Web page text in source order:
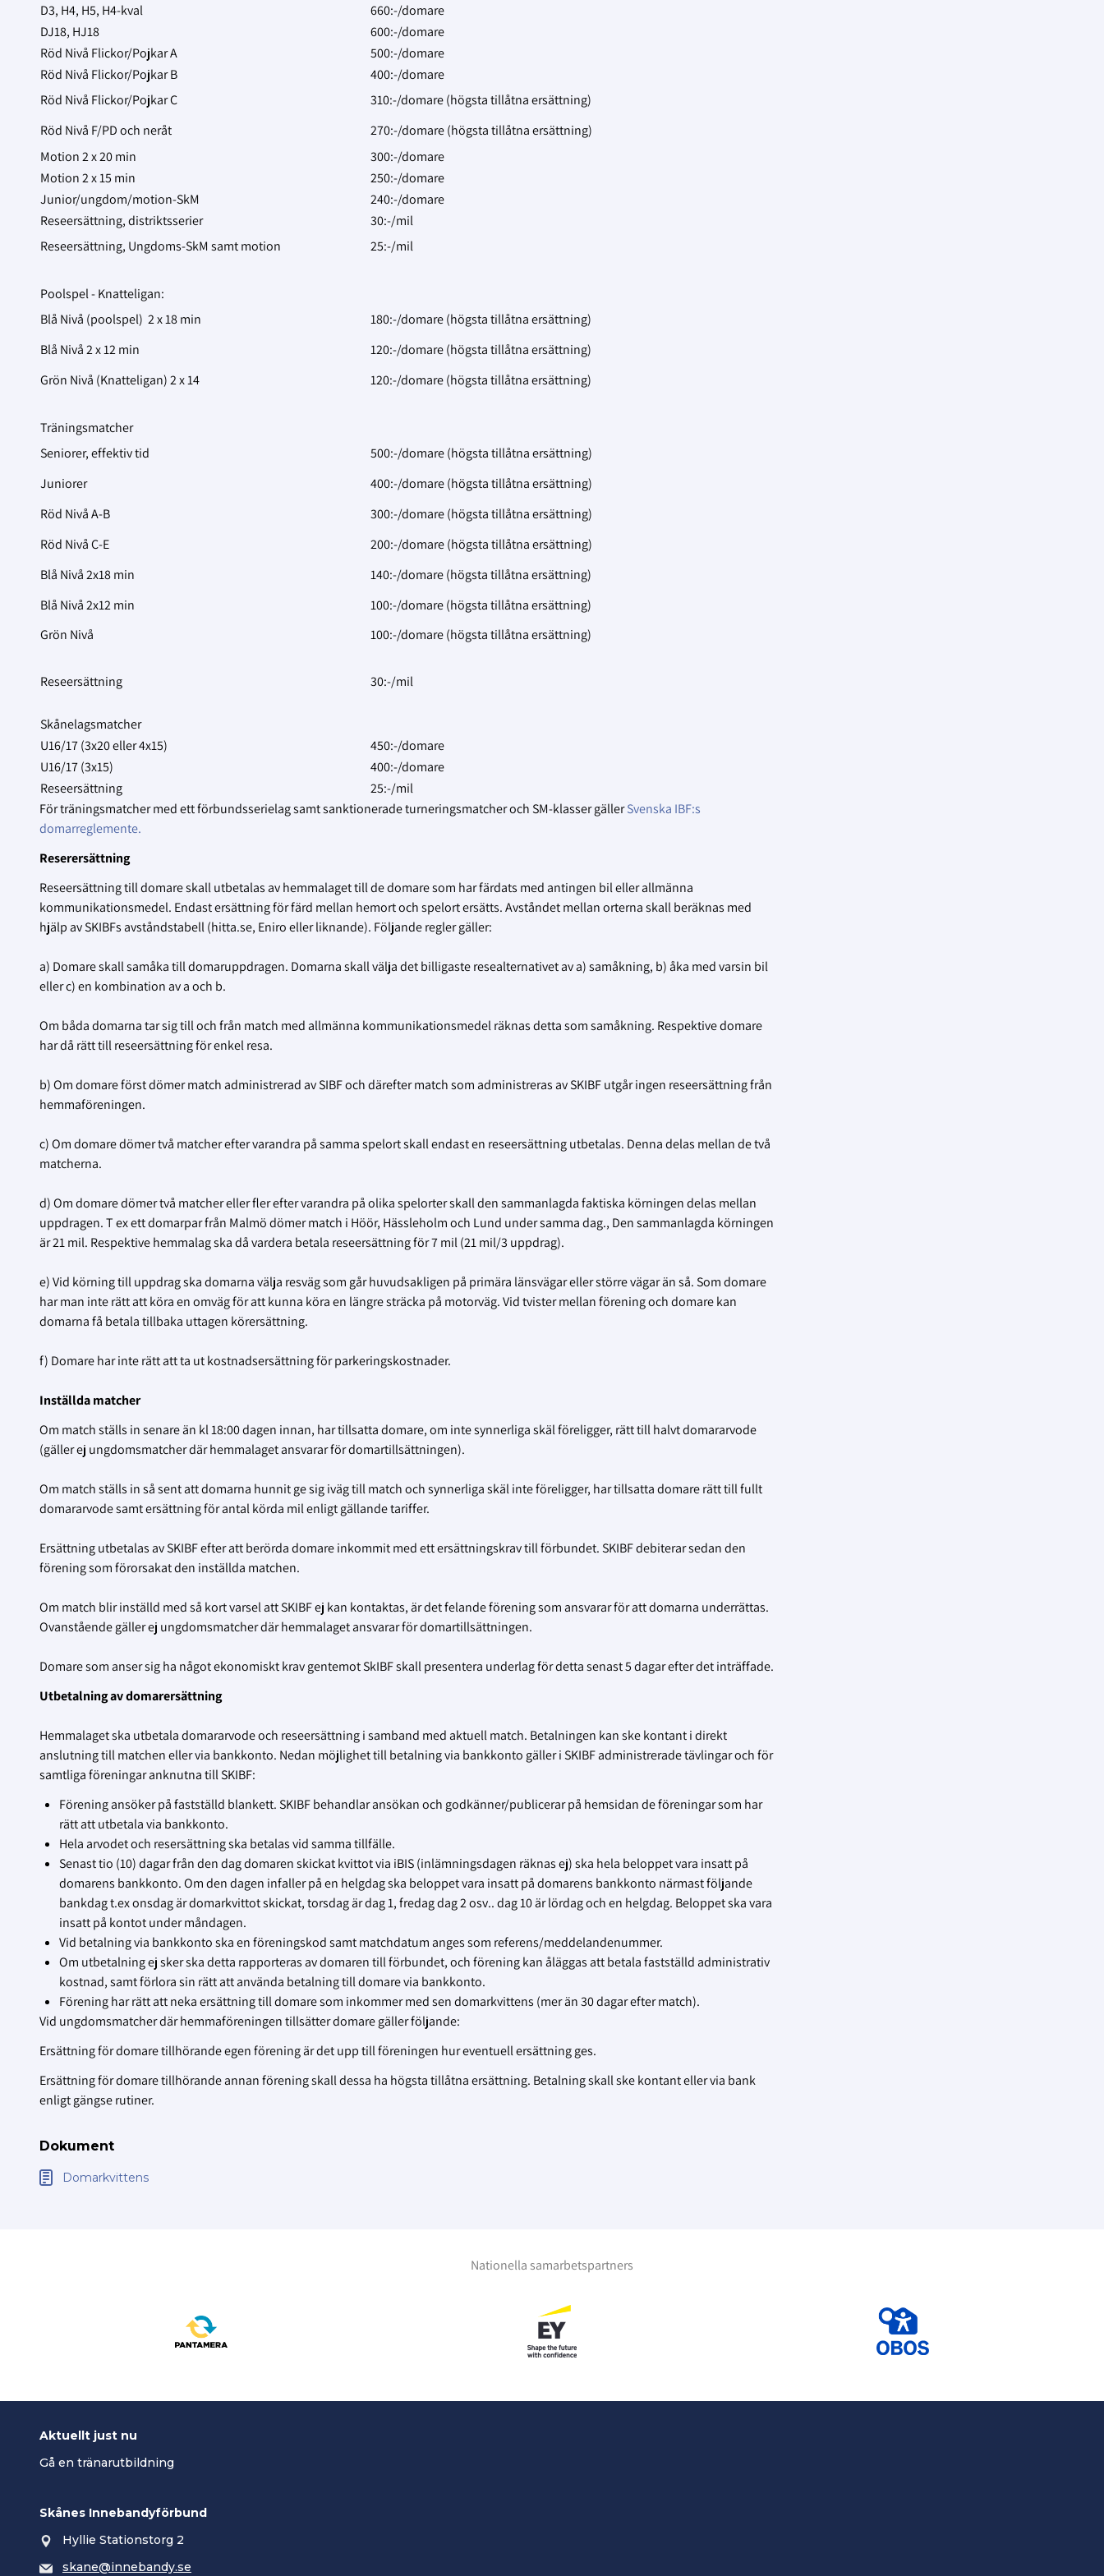
D3, H4, H5, H4-kval
660:-/domare
DJ18, HJ18
600:-/domare
Röd Nivå Flickor/Pojkar A
500:-/domare
Röd Nivå Flickor/Pojkar B
400:-/domare
Röd Nivå Flickor/Pojkar C
310:-/domare (högsta tillåtna ersättning)
Röd Nivå F/PD och neråt
270:-/domare (högsta tillåtna ersättning)
Motion 2 x 20 min
300:-/domare
Motion 2 x 15 min
250:-/domare
Junior/ungdom/motion-SkM
240:-/domare
Reseersättning, distriktsserier
30:-/mil
Reseersättning, Ungdoms-SkM samt motion
25:-/mil
Poolspel - Knatteligan:
Blå Nivå (poolspel) 2 x 18 min
180:-/domare (högsta tillåtna ersättning)
Blå Nivå 2 x 12 min
120:-/domare (högsta tillåtna ersättning)
Grön Nivå (Knatteligan) 2 x 14
120:-/domare (högsta tillåtna ersättning)
Träningsmatcher
Seniorer, effektiv tid
500:-/domare (högsta tillåtna ersättning)
Juniorer
400:-/domare (högsta tillåtna ersättning)
Röd Nivå A-B
300:-/domare (högsta tillåtna ersättning)
Röd Nivå C-E
200:-/domare (högsta tillåtna ersättning)
Blå Nivå 2x18 min
140:-/domare (högsta tillåtna ersättning)
Blå Nivå 2x12 min
100:-/domare (högsta tillåtna ersättning)
Grön Nivå
100:-/domare (högsta tillåtna ersättning)
Reseersättning 30:-/mil
Skånelagsmatcher
U16/17 (3x20 eller 4x15)
450:-/domare
U16/17 (3x15)
400:-/domare
Reseersättning
25:-/mil
För träningsmatcher med ett förbundsserielag samt sanktionerade turneringsmatcher och SM-klasser gällerSvenska IBF:s
domarreglemente.
Reserersättning
Reseersättning till domare skall utbetalas av hemmalaget till de domare som har färdats med antingen bil eller allmänna
kommunikationsmedel. Endast ersättning för färd mellan hemort och spelort ersätts. Avståndet mellan orterna skall beräknas med
hjälp av SKIBFs avståndstabell (hitta.se, Eniro eller liknande). Följande regler gäller:
a) Domare skall samåka till domaruppdragen. Domarna skall välja det billigaste resealternativet av a) samåkning, b) åka med varsin bil
eller c) en kombination av a och b.
Om båda domarna tar sig till och från match med allmänna kommunikationsmedel räknas detta som samåkning. Respektive domare
har då rätt till reseersättning för enkel resa.
b) Om domare först dömer match administrerad av SIBF och därefter match som administreras av SKIBF utgår ingen reseersättning från
hemmaföreningen.
c) Om domare dömer två matcher efter varandra på samma spelort skall endast en reseersättning utbetalas. Denna delas mellan de två
matcherna.
d) Om domare dömer två matcher eller fler efter varandra på olika spelorter skall den sammanlagda faktiska körningen delas mellan
uppdragen. T ex ett domarpar från Malmö dömer match i Höör, Hässleholm och Lund under samma dag., Den sammanlagda körningen
är 21 mil. Respektive hemmalag ska då vardera betala reseersättning för 7 mil (21 mil/3 uppdrag).
e) Vid körning till uppdrag ska domarna välja resväg som går huvudsakligen på primära länsvägar eller större vägar än så. Som domare
har man inte rätt att köra en omväg för att kunna köra en längre sträcka på motorväg. Vid tvister mellan förening och domare kan
domarna få betala tillbaka uttagen körersättning.
f) Domare har inte rätt att ta ut kostnadsersättning för parkeringskostnader.
Inställda matcher
Om match ställs in senare än kl 18:00 dagen innan, har tillsatta domare, om inte synnerliga skäl föreligger, rätt till halvt domararvode
(gäller ej ungdomsmatcher där hemmalaget ansvarar för domartillsättningen).
Om match ställs in så sent att domarna hunnit ge sig iväg till match och synnerliga skäl inte föreligger, har tillsatta domare rätt till fullt
domararvode samt ersättning för antal körda mil enligt gällande tariffer.
Ersättning utbetalas av SKIBF efter att berörda domare inkommit med ett ersättningskrav till förbundet. SKIBF debiterar sedan den
förening som förorsakat den inställda matchen.
Om match blir inställd med så kort varsel att SKIBF ej kan kontaktas, är det felande förening som ansvarar för att domarna underrättas.
Ovanstående gäller ej ungdomsmatcher där hemmalaget ansvarar för domartillsättningen.
Domare som anser sig ha något ekonomiskt krav gentemot SkIBF skall presentera underlag för detta senast 5 dagar efter det inträffade.
Utbetalning av domarersättning
Hemmalaget ska utbetala domararvode och reseersättning i samband med aktuell match. Betalningen kan ske kontant i direkt
anslutning till matchen eller via bankkonto. Nedan möjlighet till betalning via bankkonto gäller i SKIBF administrerade tävlingar och för
samtliga föreningar anknutna till SKIBF:
Förening ansöker på fastställd blankett. SKIBF behandlar ansökan och godkänner/publicerar på hemsidan de föreningar som har
rätt att utbetala via bankkonto.
Hela arvodet och resersättning ska betalas vid samma tillfälle.
Senast tio (10) dagar från den dag domaren skickat kvittot via iBIS (inlämningsdagen räknas ej) ska hela beloppet vara insatt på
domarens bankkonto. Om den dagen infaller på en helgdag ska beloppet vara insatt på domarens bankkonto närmast följande
bankdag t.ex onsdag är domarkvittot skickat, torsdag är dag 1, fredag dag 2 osv.. dag 10 är lördag och en helgdag. Beloppet ska vara
insatt på kontot under måndagen.
Vid betalning via bankkonto ska en föreningskod samt matchdatum anges som referens/meddelandenummer.
Om utbetalning ej sker ska detta rapporteras av domaren till förbundet, och förening kan åläggas att betala fastställd administrativ
kostnad, samt förlora sin rätt att använda betalning till domare via bankkonto.
Förening har rätt att neka ersättning till domare som inkommer med sen domarkvittens (mer än 30 dagar efter match).
Vid ungdomsmatcher där hemmaföreningen tillsätter domare gäller följande:
Ersättning för domare tillhörande egen förening är det upp till föreningen hur eventuell ersättning ges.
Ersättning för domare tillhörande annan förening skall dessa ha högsta tillåtna ersättning. Betalning skall ske kontant eller via bank
enligt gängse rutiner.
Dokument
Domarkvittens
Nationella samarbetspartners
Aktuellt just nu
Gå en tränarutbildning
Skånes Innebandyförbund
Hyllie Stationstorg 2
skane@innebandy.se